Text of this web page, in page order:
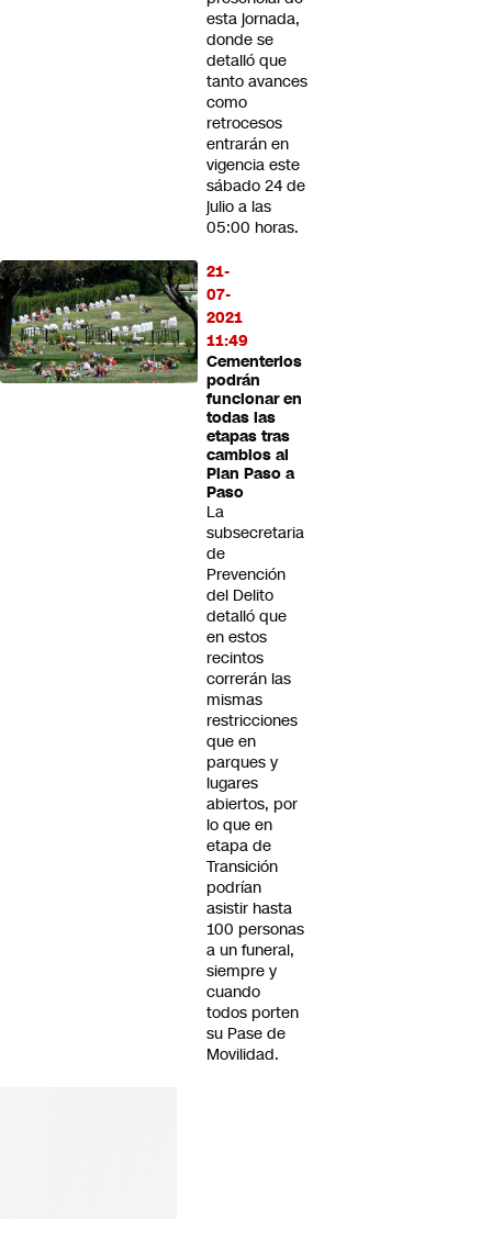
esta jornada,
donde se
detalló que
tanto avances
como
retrocesos
entrarán en
vigencia este
sábado 24 de
julio a las
05:00 horas.
21-
07-
2021
11:49
Cementerios
podrán
funcionar en
todas las
etapas tras
cambios al
Plan Paso a
Paso
La
subsecretaria
de
Prevención
del Delito
detalló que
en estos
recintos
correrán las
mismas
restricciones
que en
parques y
lugares
abiertos, por
lo que en
etapa de
Transición
podrían
asistir hasta
100 personas
a un funeral,
siempre y
cuando
todos porten
su Pase de
Movilidad.